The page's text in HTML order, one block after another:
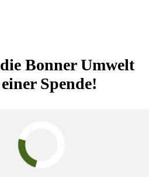
Bonner Umwelt
Spende!